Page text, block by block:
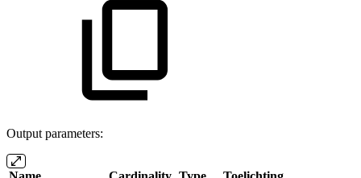
Output parameters: